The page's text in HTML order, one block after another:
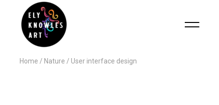
Home Nature User interface design